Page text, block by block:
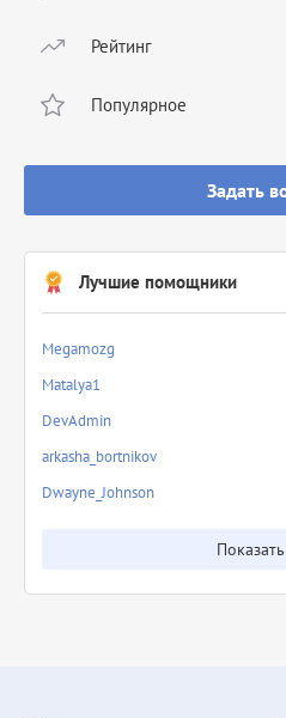
Рейтинг
Популярное
Задать
Лучшие помощники
Megamozg
Matalya1
DevAdmin
arkasha_bortnikov
Dwayne_Johnson